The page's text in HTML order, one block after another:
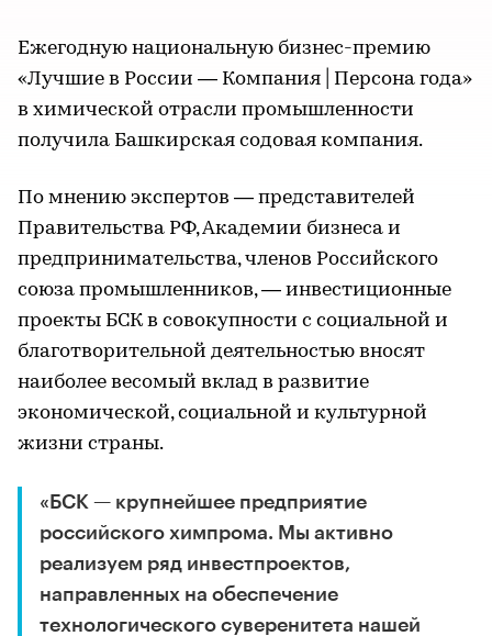
Ежегодную национальную бизнес-премию
«Лучшие в России — Компания | Персона года»
в химической отрасли промышленности
получила Башкирская содовая компания.
По мнению экспертов — представителей
Правительства РФ, Академии бизнеса и
предпринимательства, членов Российского
союза промышленников, — инвестиционные
проекты БСК в совокупности с социальной и
благотворительной деятельностью вносят
наиболее весомый вклад в развитие
экономической, социальной и культурной
жизни страны.
«БСК — крупнейшее предприятие
российского химпрома. Мы активно
реализуем ряд инвестпроектов,
направленных на обеспечение
технологического суверенитета нашей